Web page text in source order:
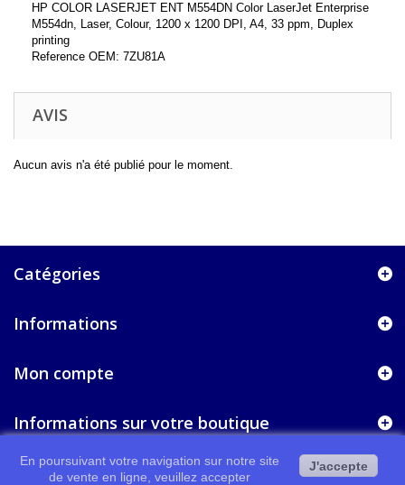
HP COLOR LASERJET ENT M554DN Color LaserJet Enterprise
M554dn, Laser, Colour, 1200 x 1200 DPI, A4, 33 ppm, Duplex
printing
Reference OEM: 7ZU81A
AVIS
Aucun avis n'a été publié pour le moment.
Catégories
Informations
Mon compte
Informations sur votre boutique
En poursuivant votre navigation sur notre site
de vente en ligne, veuillez accepter
J'accepte